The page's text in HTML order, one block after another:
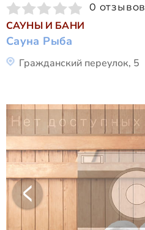
0 отзывов
САУНЫ И БАНИ
Сауна Рыба
Гражданский переулок, 5